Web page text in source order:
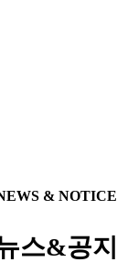
& NOTICE
스&공지